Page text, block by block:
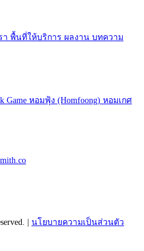
า พื้นที่ให้บริการ ผลงาน บทความ
Game หอมฟุ้ง (Homfoong) หอมเกศ
นโยบายความเป็นส่วนตัว